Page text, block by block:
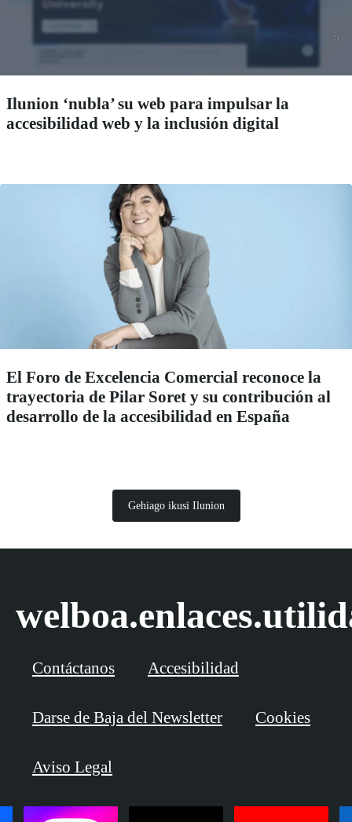
Ilunion ‘nubla’ su web para impulsar la
accesibilidad web y la inclusión digital
El Foro de Excelencia Comercial reconoce la
trayectoria de Pilar Soret y su contribución al
desarrollo de la accesibilidad en España
Gehiago ikusi Ilunion
Contáctanos Accesibilidad
Darse de Baja del Newsletter Cookies
Aviso Legal